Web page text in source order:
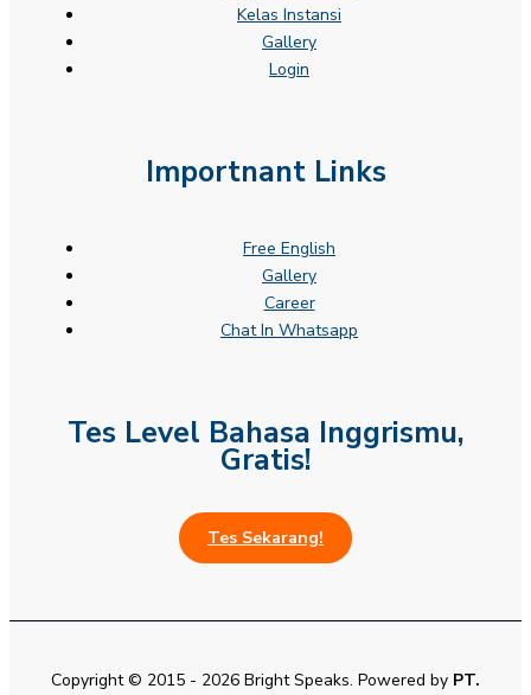
Kelas Instansi
Gallery
Login
Importnant Links
Free English
Gallery
Career
Chat In Whatsapp
Tes Level Bahasa Inggrismu,
Gratis!
Tes Sekarang!
Copyright © 2015 - 2026 Bright Speaks. Powered by PT.